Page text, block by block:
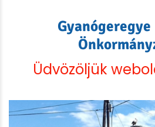
Gyanógeregye
Üdvözöljük